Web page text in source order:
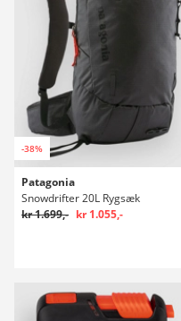
-38%
Patagonia
Snowdrifter 20L Rygsæk
kr 1.699,- kr 1.055,-